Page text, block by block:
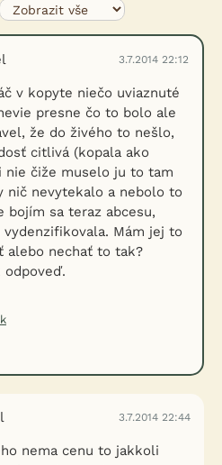
3.7.2014 22:12
v kopyte niečo uviaznuté
presne čo to bolo ale
že do živého to nešlo,
citlivá (kopala ako
nie čiže muselo ju to tam
nič nevytekalo a nebolo to
bojím sa teraz abcesu,
Mám jej to
alebo nechať to tak?
odpoveď.
3.7.2014 22:44
nema cenu to jakkoli